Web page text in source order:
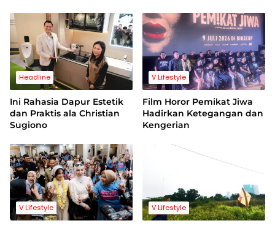
Headline
Ini Rahasia Dapur Estetik
dan Praktis ala Christian
Sugiono
V Lifestyle
Film Horor Pemikat Jiwa
Hadirkan Ketegangan dan
Kengerian
V Lifestyle V Lifestyle